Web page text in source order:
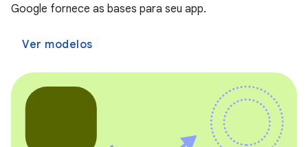
Google fornece as bases para seu app.
Ver modelos